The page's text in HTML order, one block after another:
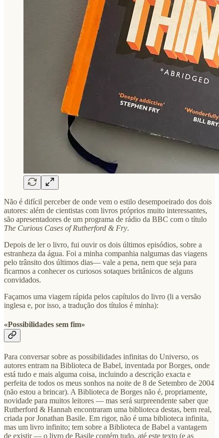
Não é difícil perceber de onde vem o estilo desempoeirado dos dois
autores: além de cientistas com livros próprios muito interessantes,
são apresentadores de um programa de rádio da BBC com o título
The Curious Cases of Rutherford & Fry.
Depois de ler o livro, fui ouvir os dois últimos episódios, sobre a
estranheza da água. Foi a minha companhia nalgumas das viagens
pelo trânsito dos últimos dias— vale a pena, nem que seja para
ficarmos a conhecer os curiosos sotaques britânicos de alguns
convidados.
Façamos uma viagem rápida pelos capítulos do livro (li a versão
inglesa e, por isso, a tradução dos títulos é minha):
«Possibilidades sem fim»
Para conversar sobre as possibilidades infinitas do Universo, os
autores entram na Biblioteca de Babel, inventada por Borges, onde
está tudo e mais alguma coisa, incluindo a descrição exacta e
perfeita de todos os meus sonhos na noite de 8 de Setembro de 2004
(não estou a brincar). A Biblioteca de Borges não é, propriamente,
novidade para muitos leitores — mas será surpreendente saber que
Rutherford & Hannah encontraram uma biblioteca destas, bem real,
criada por Jonathan Basile. Em rigor, não é uma biblioteca infinita,
mas um livro infinito; tem sobre a Biblioteca de Babel a vantagem
de existir — o livro de Basile contém tudo, até este texto (e as